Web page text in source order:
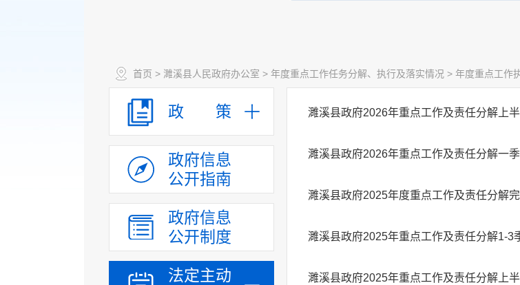
首页 > 濉溪县人民政府办公室 > 年度重点工作任务分解、执行及落实情况 > 年度重点工作
政 策
政府信息
公开指南
政府信息
公开制度
法定主动
濉溪县政府2026年重点工作及责任分解上
濉溪县政府2026年重点工作及责任分解一
濉溪县政府2025年度重点工作及责任分解
濉溪县政府2025年重点工作及责任分解1-3
濉溪县政府2025年重点工作及责任分解上